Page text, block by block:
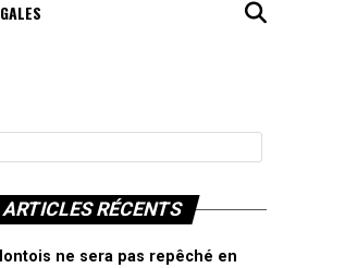
ARTICLES RÉCENTS
ne sera pas repêché en